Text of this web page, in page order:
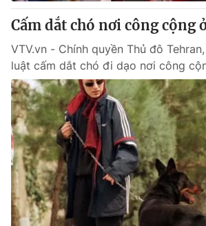
thuận bằng văn bản. Ghi rõ nguồn VTV.vn
thông tin từ website này.
Cấm dắt chó nơi công cộng
VTV.vn - Chính quyền Thủ đô
luật cấm dắt chó đi dạo nơi công